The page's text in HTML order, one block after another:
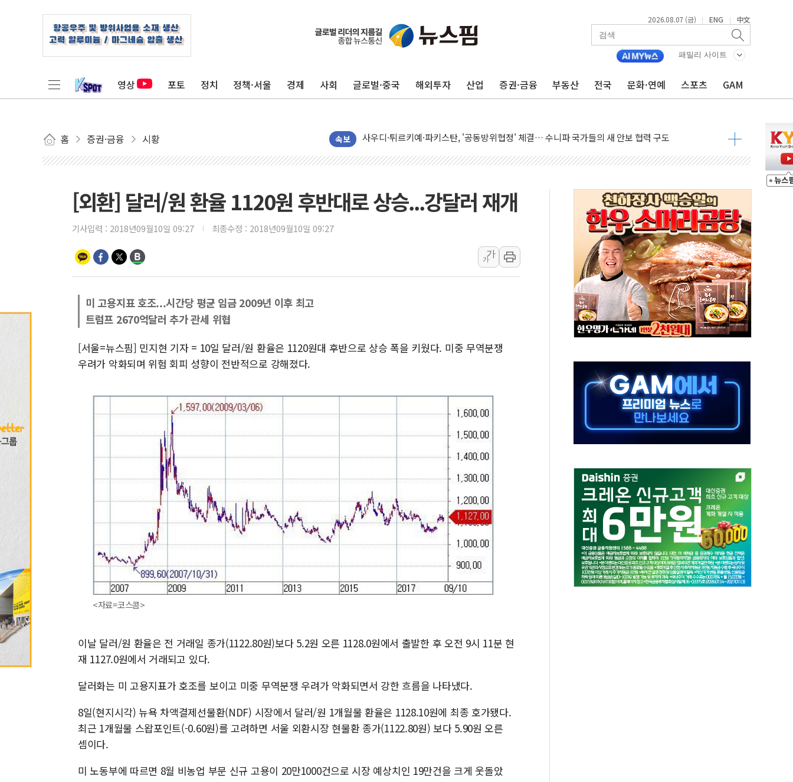
2026.08.07 (금) | ENG | 中文
패밀리 사이트
영상 포토 정치 정책·서울 경제 사회 글로벌·중국 해외투자 산업 증권·금융 부동산 전국 문화·연예 스포츠 GAM
홈 증권·금융 시황 속보
이란와이어 "이란 최고지도자 위독…곧 사망해도 놀랍지 않아"
남동발전, 해남군에 국내 최대 규모 400MW 태양광 착공…여의도 1.6배 규모
황희 '폐버스 청년주택' SNS 글 역풍에 "정부정책 아냐" 해명
폭염 누그러지고 가뭄 숙지나...경북동해안권 8~9일 최대 100mm 호우
신길동 신축도 3.3㎡당 7250만원…써밋 클라비온 59㎡ 18억원대
용산공원·그린벨트로 또 충돌…반복되는 국토부-서울시 '정책 엇박자'
[코인시황] 비트코인 6만4000달러대 횡보…고래·ETF 매수에도 고유가·금리·입법 지연 '삼중 부담'
[베트남 증시] 유동성 부진 지속, 강보합 마감...석유·가스주 올랐지만 빈그룹이 상쇄
'찜통더위'에 전력수요 역대 최고치 경신…한낮 총수요 104.3GW 기록
후티 반군, 예멘 정부군과 사우디 동시 공격… 위기 고조되는 또 다른 중동 화약고
42.5도 역대급 폭염…동물들도 특별식으로 여름나기 [뉴스핌 줌인]
경찰, 9월부터 '가족 사건' 못 맡는다…상피제 실시
40.2도 찍은 서울 등 폭염중대경보 해제…누적 온열질환자 2872명
"文정부 악몽 재현 안돼"...李 부동산 세제안에 與 내부서 '총선·대선 직격탄' 우려
[외환] 달러/원 환율 1120원 후반대로 상승...강달러 재개
기사입력 : 2018년09월10일 09:27 최종수정 : 2018년09월10일 09:27
가
가
미 고용지표 호조...시간당 평균 임금 2009년 이후 최고
트럼프 2670억달러 추가 관세 위협
[서울=뉴스핌] 민지현 기자 = 10일 달러/원 환율은 1120원대 후반으로 상승 폭을 키웠다. 미중 무역분쟁
우려가 악화되며 위험 회피 성향이 전반적으로 강해졌다.
<자료=코스콤>
이날 달러/원 환율은 전 거래일 종가(1122.80원)보다 5.2원 오른 1128.0원에서 출발한 후 오전 9시 11분 현
재 1127.0원에서 거래되고 있다.
달러화는 미 고용지표가 호조를 보이고 미중 무역분쟁 우려가 악화되면서 강한 흐름을 나타냈다.
8일(현지시각) 뉴욕 차액결제선물환(NDF) 시장에서 달러/원 1개월물 환율은 1128.10원에 최종 호가됐다.
최근 1개월물 스왑포인트(-0.60원)를 고려하면 서울 외환시장 현물환 종가(1122.80원) 보다 5.90원 오른
셈이다.
미 노동부에 따르면 8월 비농업 부문 신규 고용이 20만1000건으로 시장 예상치인 19만건을 크게 웃돌았